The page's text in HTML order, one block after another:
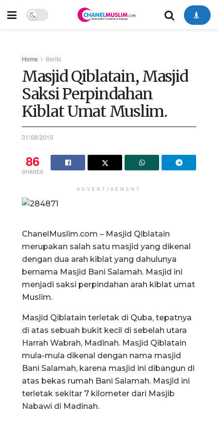
Home Berita
Masjid Qiblatain, Masjid
Saksi Perpindahan
Kiblat Umat Muslim.
31/08/2015
86
SHARES
ADVERTISEMENT
ChanelMuslim.com – Masjid Qiblatain
merupakan salah satu masjid yang dikenal
dengan dua arah kiblat yang dahulunya
bernama Masjid Bani Salamah. Masjid ini
menjadi saksi perpindahan arah kiblat umat
Muslim.
Masjid Qiblatain terletak di Quba, tepatnya
di atas sebuah bukit kecil di sebelah utara
Harrah Wabrah, Madinah. Masjid Qiblatain
mula-mula dikenal dengan nama masjid
Bani Salamah, karena masjid ini dibangun di
atas bekas rumah Bani Salamah. Masjid ini
terletak sekitar 7 kilometer dari Masjib
Nabawi di Madinah.